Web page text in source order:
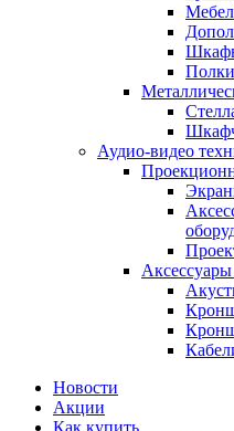
Полки
Аудио-видео
Новости
Акции
Как купить